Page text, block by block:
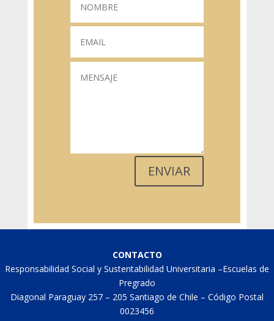
ENVIAR
CONTACTO
Responsabilidad Social y Sustentabilidad Universitaria –Escuelas de
Pregrado
Diagonal Paraguay 257 – 205 Santiago de Chile – Código Postal
0023456